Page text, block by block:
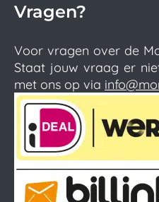
Vragen?
Voor vragen over de
Staat jouw vraag er
met ons op via